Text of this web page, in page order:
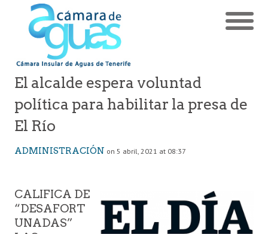
El alcalde espera voluntad
política para habilitar la presa de
El Río
ADMINISTRACIÓN on 5 abril, 2021 at 08:37
CALIFICA DE
“DESAFORT
UNADAS”